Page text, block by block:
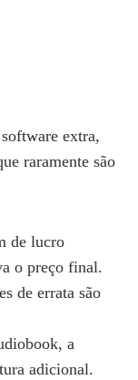
extra,
raramente são
de lucro
o preço final.
de errata são
a
adicional.